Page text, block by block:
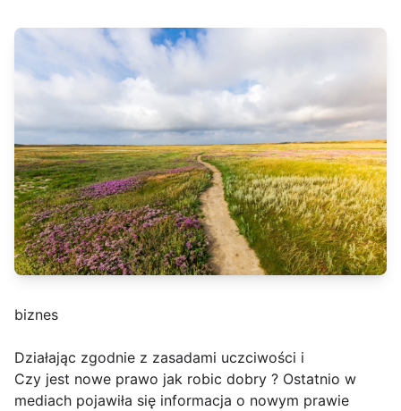
biznes
Działając zgodnie z zasadami uczciwości i
Czy jest nowe prawo jak robic dobry ? Ostatnio w
mediach pojawiła się informacja o nowym prawie